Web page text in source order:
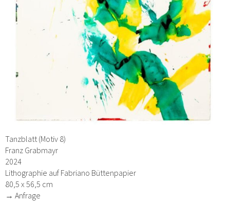
Tanzblatt (Motiv 8)
Franz Grabmayr
2024
Lithographie auf Fabriano Büttenpapier
80,5 x 56,5 cm
→ Anfrage